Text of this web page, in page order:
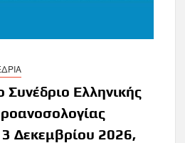
Συνέδριο Ελληνικής
Δεκεμβρίου 2026,